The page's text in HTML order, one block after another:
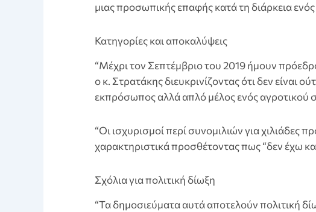
μιας προσωπικής επαφής κατά τη διάρκεια
Κατηγορίες και αποκαλύψεις
“Μέχρι τον Σεπτέμβριο του 2019 ήμουν
ο κ. Στρατάκης διευκρινίζοντας ότι δεν είναι
εκπρόσωπος αλλά απλό μέλος ενός αγροτικού
“Οι ισχυρισμοί περί συνομιλιών για χιλιάδες
χαρακτηριστικά προσθέτοντας πως “δεν έχω
Σχόλια για πολιτική δίωξη
“Τα δημοσιεύματα αυτά αποτελούν πολιτική